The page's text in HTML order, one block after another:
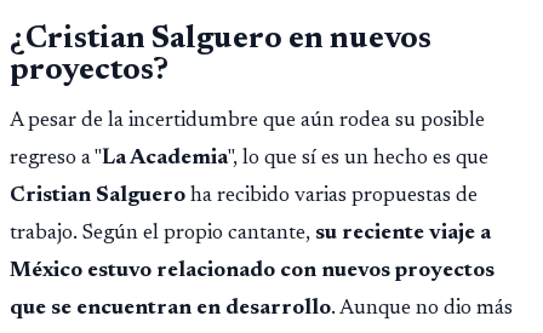
¿Cristian Salguero en nuevos
proyectos?
A pesar de la incertidumbre que aún rodea su posible
regreso a "La Academia", lo que sí es un hecho es que
Cristian Salguero ha recibido varias propuestas de
trabajo. Según el propio cantante, su reciente viaje a
México estuvo relacionado con nuevos proyectos
que se encuentran en desarrollo. Aunque no dio más